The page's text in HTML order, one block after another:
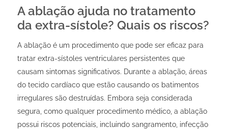
A ablação ajuda no tratamento
da extra-sístole? Quais os riscos?
A ablação é um procedimento que pode ser eficaz para
tratar extra-sístoles ventriculares persistentes que
causam sintomas significativos. Durante a ablação, áreas
do tecido cardíaco que estão causando os batimentos
irregulares são destruídas. Embora seja considerada
segura, como qualquer procedimento médico, a ablação
possui riscos potenciais, incluindo sangramento, infecção